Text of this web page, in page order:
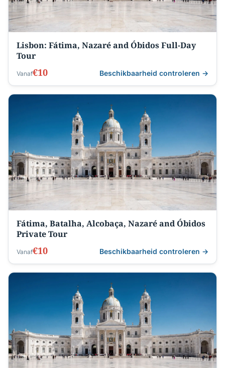
Lisbon: Fátima, Nazaré and Óbidos Full-Day
Tour
Vanaf€10 Beschikbaarheid controleren →
Fátima, Batalha, Alcobaça, Nazaré and Óbidos
Private Tour
Vanaf€10 Beschikbaarheid controleren →